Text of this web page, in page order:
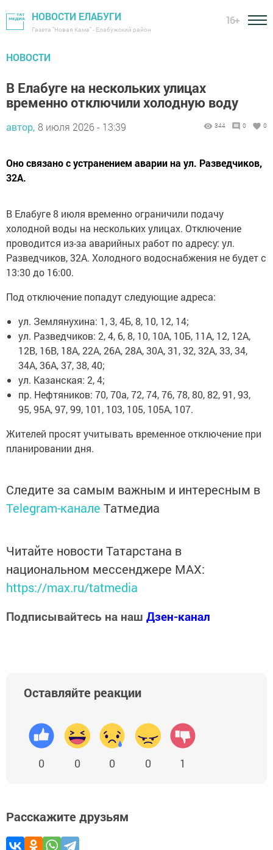
НОВОСТИ ЕЛАБУГИ
Газета "Новая Кама" - Елабужский район
16+
НОВОСТИ
В Елабуге на нескольких улицах
временно отключили холодную воду
автор, 8 июля 2026 - 13:39 344 0 0
Оно связано с устранением аварии на ул. Разведчиков,
32А.
В Елабуге 8 июля временно ограничили подачу
холодной воды на нескольких улицах. Отключение
проводится из-за аварийных работ по адресу: ул.
Разведчиков, 32А. Холодного водоснабжения не будет с
13:30 до 16:00.
Под отключение попадут следующие адреса:
ул. Землянухина: 1, 3, 4Б, 8, 10, 12, 14;
ул. Разведчиков: 2, 4, 6, 8, 10, 10А, 10Б, 11А, 12, 12А,
12В, 16В, 18А, 22А, 26А, 28А, 30А, 31, 32, 32А, 33, 34,
34А, 36А, 37, 38, 40;
ул. Казанская: 2, 4;
пр. Нефтяников: 70, 70а, 72, 74, 76, 78, 80, 82, 91, 93,
95, 95А, 97, 99, 101, 103, 105, 105А, 107.
Жителей просят учитывать временное отключение при
планировании дня.
Следите за самым важным и интересным в
Telegram-канале Татмедиа
Читайте новости Татарстана в
национальном мессенджере MАХ:
https://max.ru/tatmedia
Подписывайтесь на наш Дзен-канал
Оставляйте реакции
0 0 0 0 1
Расскажите друзьям